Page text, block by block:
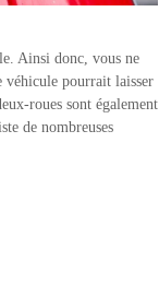
Ainsi donc, vous ne
véhicule pourrait laisser
roues sont également
de nombreuses